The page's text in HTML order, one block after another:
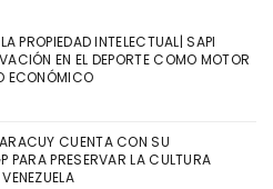
PROPIEDAD INTELECTUAL| SAPI
EN EL DEPORTE COMO MOTOR
ECONÓMICO
CUENTA CON SU
PARA PRESERVAR LA CULTURA